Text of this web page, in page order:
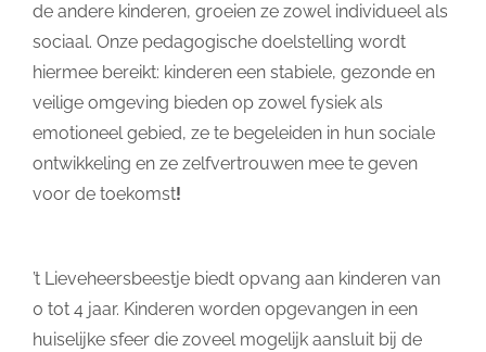
de andere kinderen, groeien ze zowel individueel als
sociaal. Onze pedagogische doelstelling wordt
hiermee bereikt: kinderen een stabiele, gezonde en
veilige omgeving bieden op zowel fysiek als
emotioneel gebied, ze te begeleiden in hun sociale
ontwikkeling en ze zelfvertrouwen mee te geven
voor de toekomst!
’t Lieveheersbeestje biedt opvang aan kinderen van
0 tot 4 jaar. Kinderen worden opgevangen in een
huiselijke sfeer die zoveel mogelijk aansluit bij de